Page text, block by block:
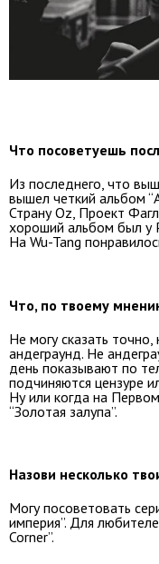
Что посоветуешь
Из последнего, что
вышел четкий альбом
Страну Oz, Проект
хороший альбом был у
На Wu-Tang
Что, по твоему
Не могу сказать точно,
андеграунд. Не
день показывают по
подчиняются цензуре
Ну или когда на
“Золотая залупа”.
Назови несколько
Могу посоветовать
империя”. Для
Corner”.